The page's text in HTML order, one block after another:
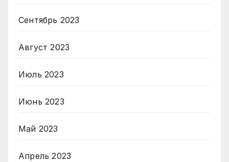
Сентябрь 2023
Август 2023
Июль 2023
Июнь 2023
Май 2023
Апрель 2023